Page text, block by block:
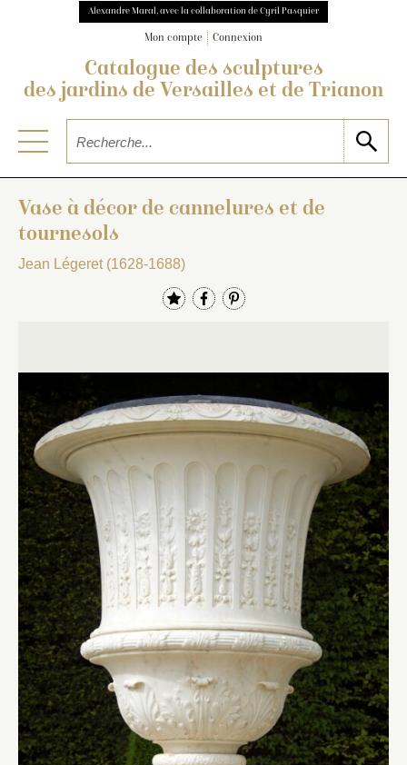
Alexandre Maral, avec la collaboration de Cyril Pasquier
Mon compte Connexion
Catalogue des sculptures
des jardins de Versailles et de Trianon
Vase à décor de cannelures et de
tournesols
Jean Légeret (1628-1688)